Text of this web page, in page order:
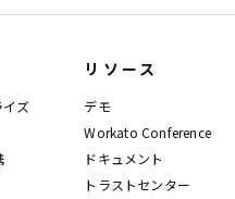
イズ
リソース
デモ
Workato Conference
ドキュメント
トラストセンター